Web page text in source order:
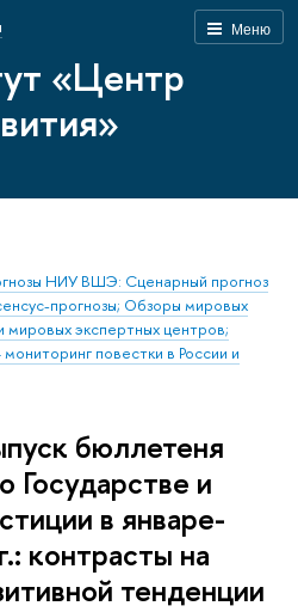
Меню
«Центр
НИУ ВШЭ: Сценарный прогноз
прогнозы; Обзоры мировых
мировых экспертных центров;
повестки в России и
бюллетеня
и
в январе-
контрасты на
тенденции